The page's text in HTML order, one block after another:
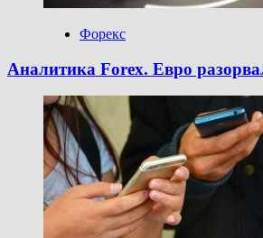
Форекс
Аналитика Forex. Евро